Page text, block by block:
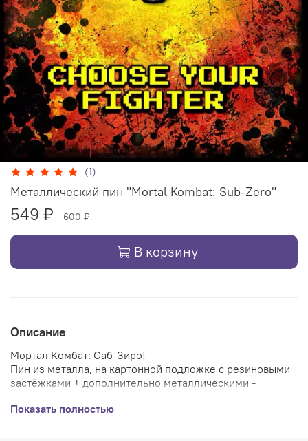
(1)
Металлический пин "Mortal Kombat: Sub-Zero"
549 ₽ 600 ₽
В корзину
Описание
Мортал Комбат: Саб-Зиро!
Пин из металла, на картонной подложке с резиновыми
застёжками + дополнительно металлическими -
Показать полностью